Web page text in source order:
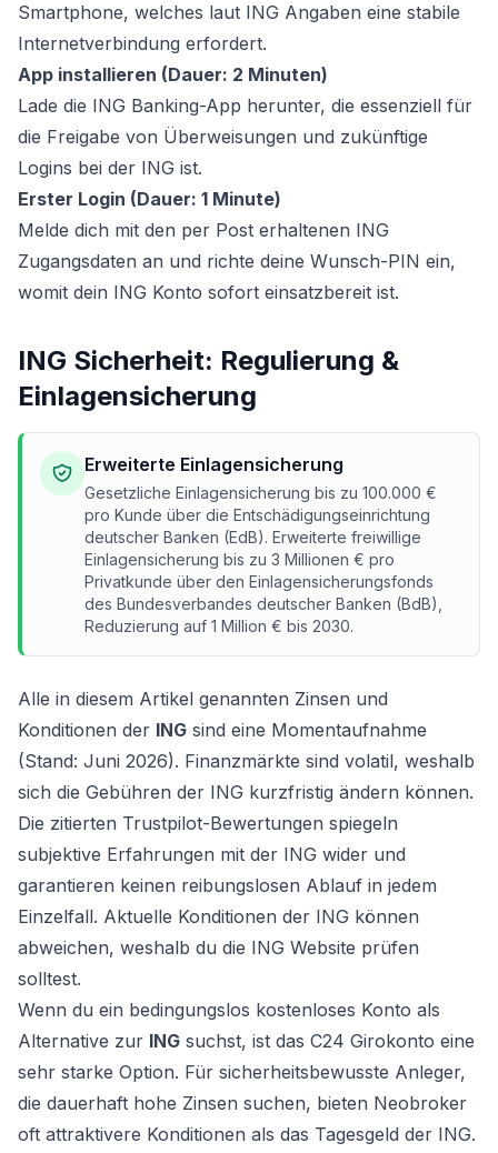
Smartphone, welches laut ING Angaben eine stabile
Internetverbindung erfordert.
App installieren (Dauer: 2 Minuten)
Lade die ING Banking-App herunter, die essenziell für
die Freigabe von Überweisungen und zukünftige
Logins bei der ING ist.
Erster Login (Dauer: 1 Minute)
Melde dich mit den per Post erhaltenen ING
Zugangsdaten an und richte deine Wunsch-PIN ein,
womit dein ING Konto sofort einsatzbereit ist.
ING Sicherheit: Regulierung &
Einlagensicherung
Erweiterte Einlagensicherung
Gesetzliche Einlagensicherung bis zu 100.000 €
pro Kunde über die Entschädigungseinrichtung
deutscher Banken (EdB). Erweiterte freiwillige
Einlagensicherung bis zu 3 Millionen € pro
Privatkunde über den Einlagensicherungsfonds
des Bundesverbandes deutscher Banken (BdB),
Reduzierung auf 1 Million € bis 2030.
Alle in diesem Artikel genannten Zinsen und
Konditionen der ING sind eine Momentaufnahme
(Stand: Juni 2026). Finanzmärkte sind volatil, weshalb
sich die Gebühren der ING kurzfristig ändern können.
Die zitierten Trustpilot-Bewertungen spiegeln
subjektive Erfahrungen mit der ING wider und
garantieren keinen reibungslosen Ablauf in jedem
Einzelfall. Aktuelle Konditionen der ING können
abweichen, weshalb du die ING Website prüfen
solltest.
Wenn du ein bedingungslos kostenloses Konto als
Alternative zur ING suchst, ist das C24 Girokonto eine
sehr starke Option. Für sicherheitsbewusste Anleger,
die dauerhaft hohe Zinsen suchen, bieten Neobroker
oft attraktivere Konditionen als das Tagesgeld der ING.